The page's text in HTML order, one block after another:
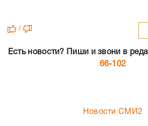
/
Есть новости? Пиши и звони в
66-102
Новости СМИ2